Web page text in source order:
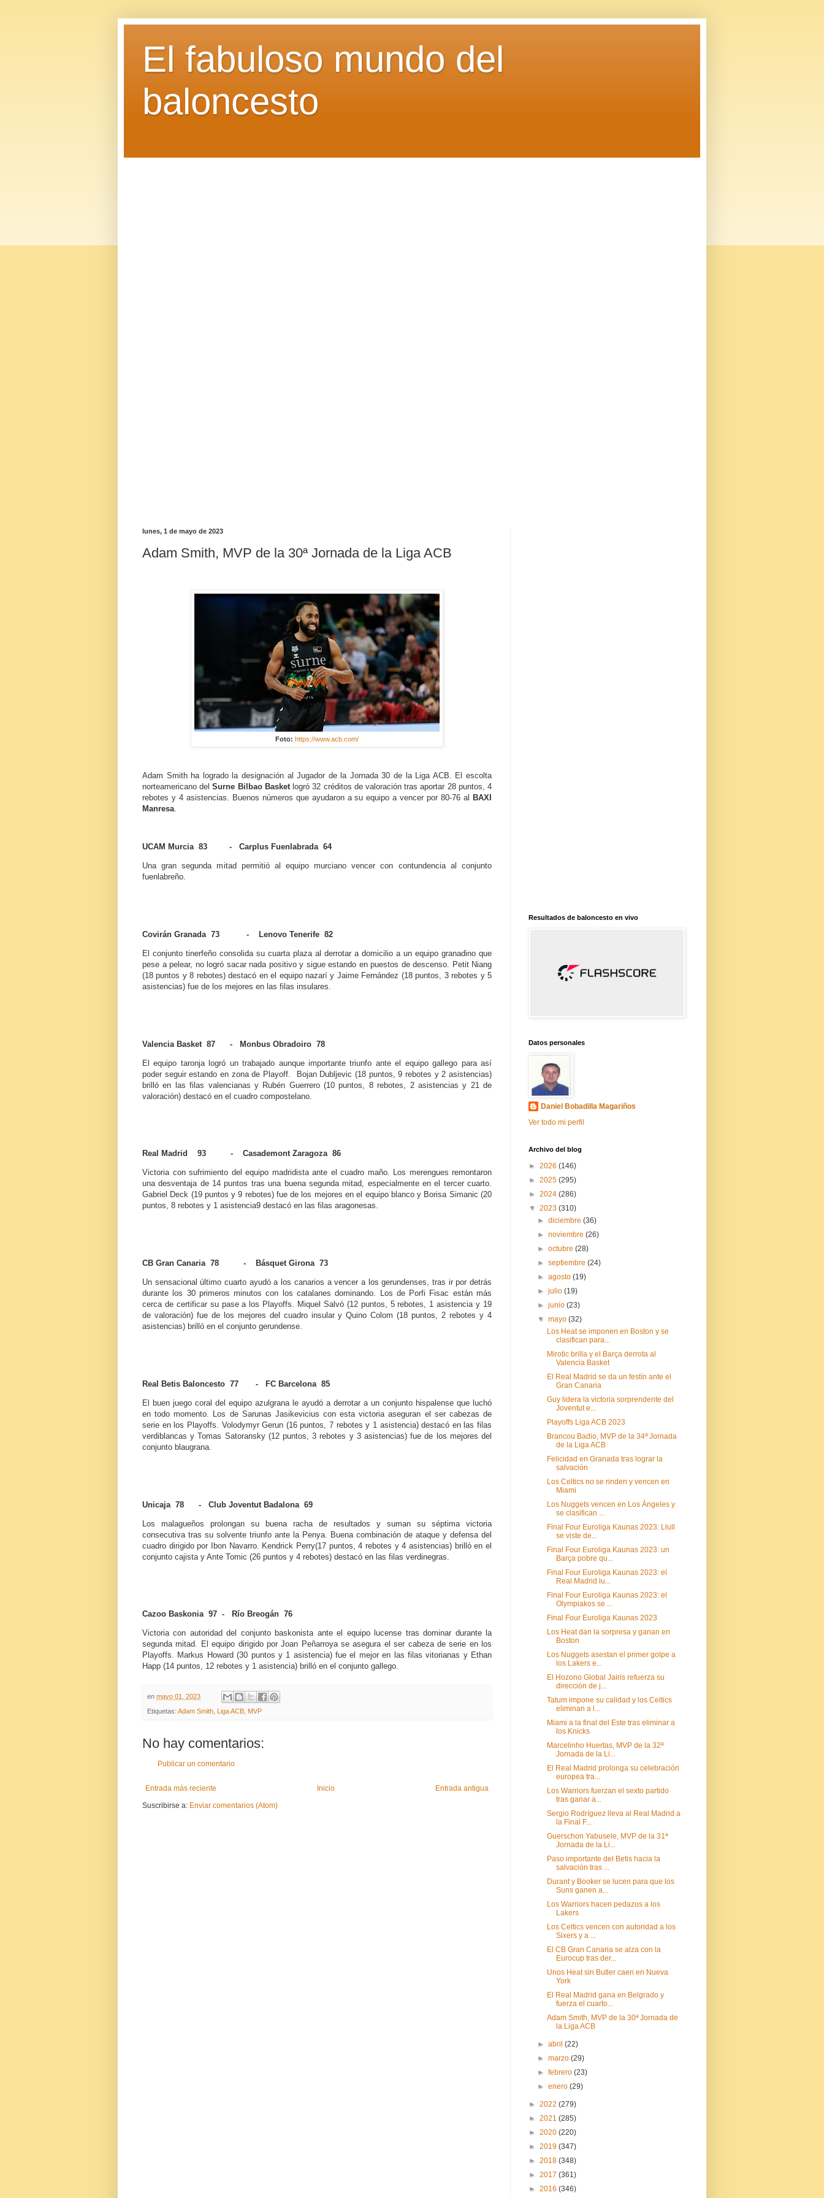
El fabuloso mundo del
baloncesto
lunes, 1 de mayo de 2023
Adam Smith, MVP de la 30ª Jornada de la Liga ACB
Foto: https://www.acb.com/
Adam Smith ha logrado la designación al Jugador de la Jornada 30 de la Liga ACB. El escolta
norteamericano delSurne Bilbao Basketlogró 32 créditos de valoración tras aportar 28 puntos, 4
rebotes y 4 asistencias. Buenos números que ayudaron a su equipo a vencer por 80-76 al BAXI
Manresa
UCAM Murcia 83 - Carplus Fuenlabrada 64
Una gran segunda mitad permitió al equipo murciano vencer con contundencia al conjunto
fuenlabreño.
Covirán Granada 73 - Lenovo Tenerife 82
El conjunto tinerfeño consolida su cuarta plaza al derrotar a domicilio a un equipo granadino que
pese a pelear, no logró sacar nada positivo y sigue estando en puestos de descenso. Petit Niang
(18 puntos y 8 rebotes) destacó en el equipo nazarí y Jaime Fernández (18 puntos, 3 rebotes y 5
asistencias) fue de los mejores en las filas insulares.
Valencia Basket 87 - Monbus Obradoiro 78
El equipo taronja logró un trabajado aunque importante triunfo ante el equipo gallego para así
poder seguir estando en zona de Playoff. Bojan Dubljevic (18 puntos, 9 rebotes y 2 asistencias)
brilló en las filas valencianas y Rubén Guerrero (10 puntos, 8 rebotes, 2 asistencias y 21 de
valoración) destacó en el cuadro compostelano.
Real Madrid 93 - Casademont Zaragoza 86
Victoria con sufrimiento del equipo madridista ante el cuadro maño. Los merengues remontaron
una desventaja de 14 puntos tras una buena segunda mitad, especialmente en el tercer cuarto.
Gabriel Deck (19 puntos y 9 rebotes) fue de los mejores en el equipo blanco y Borisa Simanic (20
puntos, 8 rebotes y 1 asistencia9 destacó en las filas aragonesas.
CB Gran Canaria 78 - Básquet Girona 73
Un sensacional último cuarto ayudó a los canarios a vencer a los gerundenses, tras ir por detrás
durante los 30 primeros minutos con los catalanes dominando. Los de Porfi Fisac están más
cerca de certificar su pase a los Playoffs. Miquel Salvó (12 puntos, 5 rebotes, 1 asistencia y 19
de valoración) fue de los mejores del cuadro insular y Quino Colom (18 puntos, 2 rebotes y 4
asistencias) brilló en el conjunto gerundense.
Real Betis Baloncesto 77 - FC Barcelona 85
El buen juego coral del equipo azulgrana le ayudó a derrotar a un conjunto hispalense que luchó
en todo momento. Los de Sarunas Jasikevicius con esta victoria aseguran el ser cabezas de
serie en los Playoffs. Volodymyr Gerun (16 puntos, 7 rebotes y 1 asistencia) destacó en las filas
verdiblancas y Tomas Satoransky (12 puntos, 3 rebotes y 3 asistencias) fue de los mejores del
conjunto blaugrana.
Unicaja 78 - Club Joventut Badalona 69
Los malagueños prolongan su buena racha de resultados y suman su séptima victoria
consecutiva tras su solvente triunfo ante la Penya. Buena combinación de ataque y defensa del
cuadro dirigido por Ibon Navarro. Kendrick Perry(17 puntos, 4 rebotes y 4 asistencias) brilló en el
conjunto cajista y Ante Tomic (26 puntos y 4 rebotes) destacó en las filas verdinegras.
Cazoo Baskonia 97 - Río Breogán 76
Victoria con autoridad del conjunto baskonista ante el equipo lucense tras dominar durante la
segunda mitad. El equipo dirigido por Joan Peñarroya se asegura el ser cabeza de serie en los
Playoffs. Markus Howard (30 puntos y 1 asistencia) fue el mejor en las filas vitorianas y Ethan
Happ (14 puntos, 12 rebotes y 1 asistencia) brilló en el conjunto gallego.
en mayo 01, 2023
Etiquetas: Adam Smith Liga ACB MVP
No hay comentarios:
Publicar un comentario
Entrada más reciente Entrada antigua
Inicio
Suscribirse a: Enviar comentarios (Atom)
Resultados de baloncesto en vivo
Datos personales
Daniel Bobadilla Magariños
Ver todo mi perfil
Archivo del blog
► 2026 (146)
► 2025 (295)
► 2024 (286)
▼ 2023 (310)
►diciembre(36)
►noviembre(26)
►octubre(28)
►septiembre(24)
►agosto(19)
►julio(19)
►junio(23)
▼mayo(32)
Los Heat se imponen en Boston y se
clasifican para...
Mirotic brilla y el Barça derrota al
Valencia Basket
El Real Madrid se da un festín ante el
Gran Canaria
Guy lidera la victoria sorprendente del
Joventut e...
Playoffs Liga ACB 2023
Brancou Badio, MVP de la 34ª Jornada
de la Liga ACB
Felicidad en Granada tras lograr la
salvación
Los Celtics no se rinden y vencen en
Miami
Los Nuggets vencen en Los Ángeles y
se clasifican ...
Final Four Euroliga Kaunas 2023: Llull
se viste de...
Final Four Euroliga Kaunas 2023: un
Barça pobre qu...
Final Four Euroliga Kaunas 2023: el
Real Madrid lu...
Final Four Euroliga Kaunas 2023: el
Olympiakos se ...
Final Four Euroliga Kaunas 2023
Los Heat dan la sorpresa y ganan en
Boston
Los Nuggets asestan el primer golpe a
los Lakers e...
El Hozono Global Jairis refuerza su
dirección de j...
Tatum impone su calidad y los Celtics
eliminan a l...
Miami a la final del Este tras eliminar a
los Knicks
Marcelinho Huertas, MVP de la 32ª
Jornada de la Li...
El Real Madrid prolonga su celebración
europea tra...
Los Warriors fuerzan el sexto partido
tras ganar a...
Sergio Rodríguez lleva al Real Madrid a
la Final F...
Guerschon Yabusele, MVP de la 31ª
Jornada de la Li...
Paso importante del Betis hacia la
salvación tras ...
Durant y Booker se lucen para que los
Suns ganen a...
Los Warriors hacen pedazos a los
Lakers
Los Celtics vencen con autoridad a los
Sixers y a ...
El CB Gran Canaria se alza con la
Eurocup tras der...
Unos Heat sin Butler caen en Nueva
York
El Real Madrid gana en Belgrado y
fuerza el cuarto...
Adam Smith, MVP de la 30ª Jornada de
la Liga ACB
►abril(22)
►marzo(29)
►febrero(23)
►enero(29)
► 2022 (279)
► 2021 (285)
► 2020 (220)
► 2019 (347)
► 2018 (348)
► 2017 (361)
► 2016 (346)